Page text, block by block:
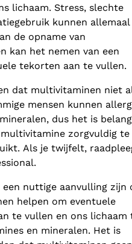
lichaam. Stress, slechte
kunnen allemaal
de opname van
kan het nemen van een
tekorten aan te vullen.
dat multivitaminen niet
mensen kunnen
dus het is
zorgvuldig te
Als je twijfelt,
nuttige aanvulling zijn
helpen om eventuele
te vullen en ons lichaam
en mineralen. Het is